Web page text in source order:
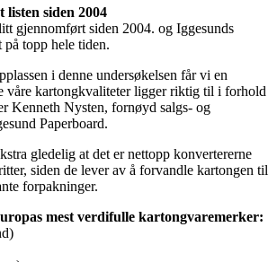
listen siden 2004
gjennomført siden 2004. og Iggesunds
topp hele tiden.
i denne undersøkelsen får vi en
våre kartongkvaliteter ligger riktig til i forhold
Kenneth Nysten, fornøyd salgs- og
Paperboard.
gledelig at det er nettopp konvertererne
siden de lever av å forvandle kartongen til
forpakninger.
mest verdifulle kartongvaremerker: